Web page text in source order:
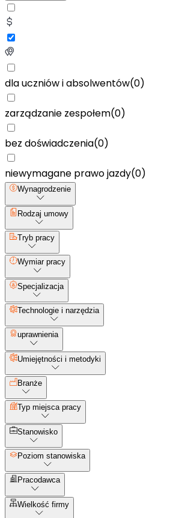
dla uczniów i absolwentów(0)
zarządzanie zespołem(0)
bez doświadczenia(0)
niewymagane prawo jazdy(0)
Wynagrodzenie
Rodzaj umowy
Tryb pracy
Wymiar pracy
Specjalizacja
Technologie i narzędzia
uprawnienia
Umiejętności i metodyki
Branże
Typ miejsca pracy
Stanowisko
Poziom stanowiska
Pracodawca
Wielkość firmy